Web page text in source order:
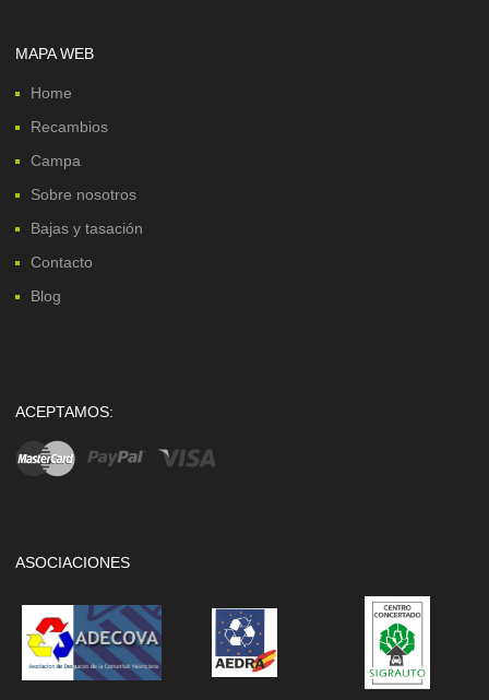
MAPA WEB
Home
Recambios
Campa
Sobre nosotros
Bajas y tasación
Contacto
Blog
ACEPTAMOS:
ASOCIACIONES